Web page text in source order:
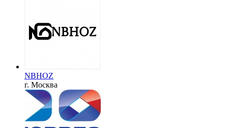
NBHOZ
г. Москва